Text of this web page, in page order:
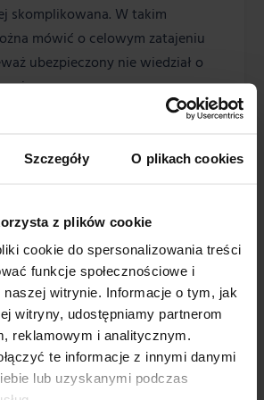
Szczegóły O plikach cookies
z plików cookie
cookie do spersonalizowania treści
funkcje społecznościowe i
witrynie. Informacje o tym, jak
witryny, udostępniamy partnerom
reklamowym i analitycznym.
te informacje z innymi danymi
lub uzyskanymi podczas
skomplikowana. W takim
mówić o celowym zatajeniu
ubezpieczony nie wiedział o
umowy, ubezpieczyciel
że ubezpieczony był
ubezpieczenie zdrowotne.
ubezpieczenie zdrowotne dla
na życie a choroba
alternatywa dla polisy